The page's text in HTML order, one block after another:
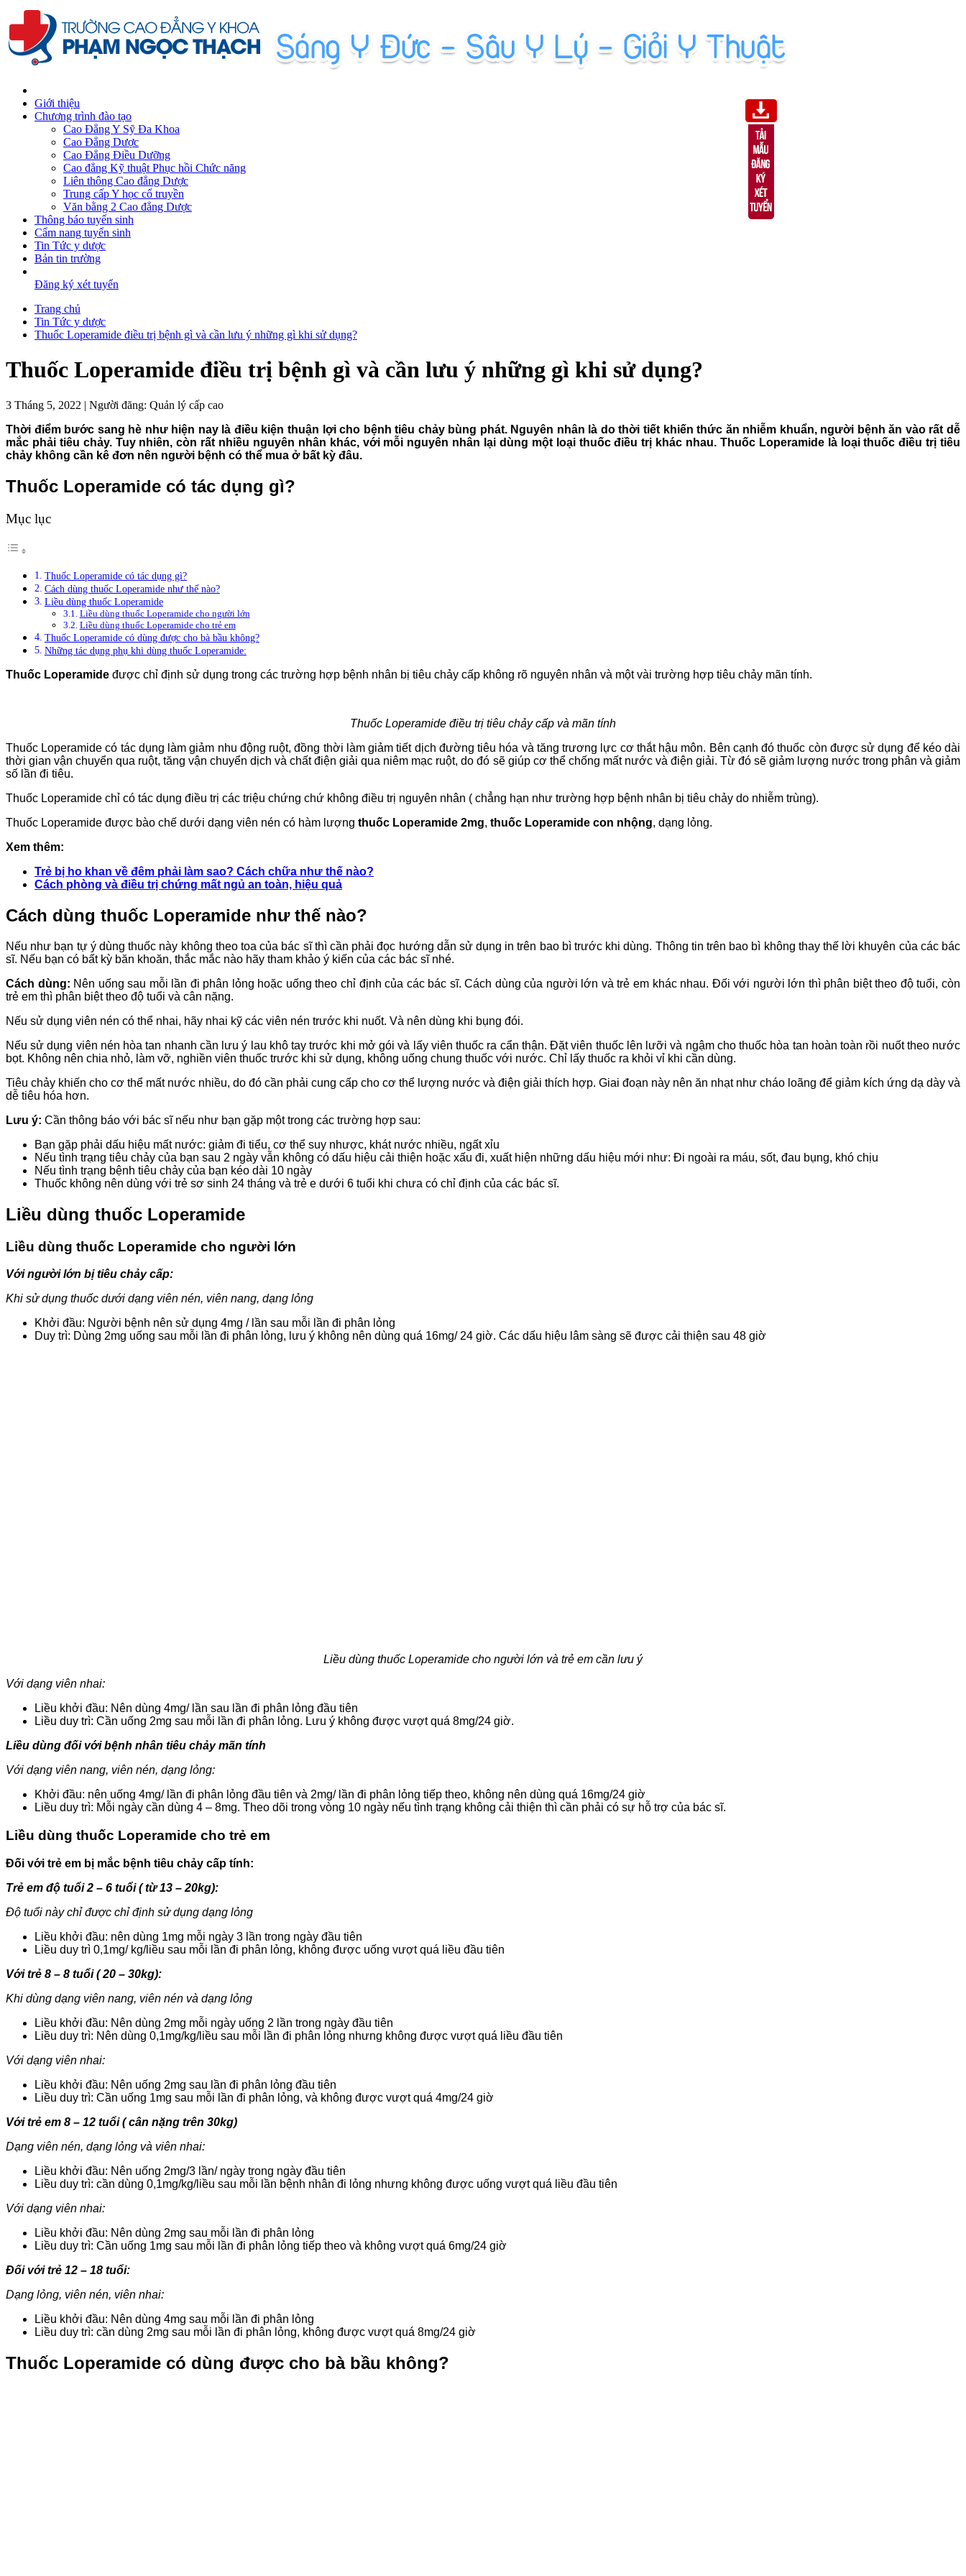
Giới thiệu
Chương trình đào tạo
Cao Đẳng Y Sỹ Đa Khoa
Cao Đẳng Dược
Cao Đẳng Điều Dưỡng
Cao đẳng Kỹ thuật Phục hồi Chức năng
Liên thông Cao đẳng Dược
Trung cấp Y học cổ truyền
Văn bằng 2 Cao đẳng Dược
Thông báo tuyển sinh
Cẩm nang tuyển sinh
Tin Tức y dược
Bản tin trường
Đăng ký xét tuyển
Trang chủ
Tin Tức y dược
Thuốc Loperamide điều trị bệnh gì và cần lưu ý những gì khi sử dụng?
Thuốc Loperamide điều trị bệnh gì và cần lưu ý những gì khi sử dụng?
3 Tháng 5, 2022 | Người đăng: Quản lý cấp cao
Thời điểm bước sang hè như hiện nay là điều kiện thuận lợi cho bệnh tiêu chảy bùng phát. Nguyên nhân là do thời tiết khiến thức ăn nhiễm khuẩn, người bệnh ăn vào rất dễ
mắc phải tiêu chảy. Tuy nhiên, còn rất nhiều nguyên nhân khác, với mỗi nguyên nhân lại dùng một loại thuốc điều trị khác nhau. Thuốc Loperamide là loại thuốc điều trị tiêu
chảy không cần kê đơn nên người bệnh có thể mua ở bất kỳ đâu.
Thuốc Loperamide có tác dụng gì?
Mục lục
Thuốc Loperamide có tác dụng gì?
Cách dùng thuốc Loperamide như thế nào?
Liều dùng thuốc Loperamide
Liều dùng thuốc Loperamide cho người lớn
Liều dùng thuốc Loperamide cho trẻ em
Thuốc Loperamide có dùng được cho bà bầu không?
Những tác dụng phụ khi dùng thuốc Loperamide:
Thuốc Loperamide được chỉ định sử dụng trong các trường hợp bệnh nhân bị tiêu chảy cấp không rõ nguyên nhân và một vài trường hợp tiêu chảy mãn tính.
Thuốc Loperamide điều trị tiêu chảy cấp và mãn tính
Thuốc Loperamide có tác dụng làm giảm nhu động ruột, đồng thời làm giảm tiết dịch đường tiêu hóa và tăng trương lực cơ thắt hậu môn. Bên cạnh đó thuốc còn được sử dụng để kéo dài
thời gian vận chuyển qua ruột, tăng vận chuyển dịch và chất điện giải qua niêm mạc ruột, do đó sẽ giúp cơ thể chống mất nước và điện giải. Từ đó sẽ giảm lượng nước trong phân và giảm
số lần đi tiêu.
Thuốc Loperamide chỉ có tác dụng điều trị các triệu chứng chứ không điều trị nguyên nhân ( chẳng hạn như trường hợp bệnh nhân bị tiêu chảy do nhiễm trùng).
Thuốc Loperamide được bào chế dưới dạng viên nén có hàm lượng thuốc Loperamide 2mg, thuốc Loperamide con nhộng, dạng lỏng.
Xem thêm:
Trẻ bị ho khan về đêm phải làm sao? Cách chữa như thế nào?
Cách phòng và điều trị chứng mất ngủ an toàn, hiệu quả
Cách dùng thuốc Loperamide như thế nào?
Nếu như bạn tự ý dùng thuốc này không theo toa của bác sĩ thì cần phải đọc hướng dẫn sử dụng in trên bao bì trước khi dùng. Thông tin trên bao bì không thay thế lời khuyên của các bác
sĩ. Nếu bạn có bất kỳ băn khoăn, thắc mắc nào hãy tham khảo ý kiến của các bác sĩ nhé.
Cách dùng: Nên uống sau mỗi lần đi phân lỏng hoặc uống theo chỉ định của các bác sĩ. Cách dùng của người lớn và trẻ em khác nhau. Đối với người lớn thì phân biệt theo độ tuổi, còn
trẻ em thì phân biệt theo độ tuổi và cân nặng.
Nếu sử dụng viên nén có thể nhai, hãy nhai kỹ các viên nén trước khi nuốt. Và nên dùng khi bụng đói.
Nếu sử dụng viên nén hòa tan nhanh cần lưu ý lau khô tay trước khi mở gói và lấy viên thuốc ra cẩn thận. Đặt viên thuốc lên lưỡi và ngậm cho thuốc hòa tan hoàn toàn rồi nuốt theo nước
bọt. Không nên chia nhỏ, làm vỡ, nghiền viên thuốc trước khi sử dụng, không uống chung thuốc với nước. Chỉ lấy thuốc ra khỏi vỉ khi cần dùng.
Tiêu chảy khiến cho cơ thể mất nước nhiều, do đó cần phải cung cấp cho cơ thể lượng nước và điện giải thích hợp. Giai đoạn này nên ăn nhạt như cháo loãng để giảm kích ứng dạ dày và
dễ tiêu hóa hơn.
Lưu ý: Cần thông báo với bác sĩ nếu như bạn gặp một trong các trường hợp sau:
Bạn gặp phải dấu hiệu mất nước: giảm đi tiểu, cơ thể suy nhược, khát nước nhiều, ngất xỉu
Nếu tình trạng tiêu chảy của bạn sau 2 ngày vẫn không có dấu hiệu cải thiện hoặc xấu đi, xuất hiện những dấu hiệu mới như: Đi ngoài ra máu, sốt, đau bụng, khó chịu
Nếu tình trạng bệnh tiêu chảy của bạn kéo dài 10 ngày
Thuốc không nên dùng với trẻ sơ sinh 24 tháng và trẻ e dưới 6 tuổi khi chưa có chỉ định của các bác sĩ.
Liều dùng thuốc Loperamide
Liều dùng thuốc Loperamide cho người lớn
Với người lớn bị tiêu chảy cấp:
Khi sử dụng thuốc dưới dạng viên nén, viên nang, dạng lỏng
Khởi đầu: Người bệnh nên sử dụng 4mg / lần sau mỗi lần đi phân lỏng
Duy trì: Dùng 2mg uống sau mỗi lần đi phân lỏng, lưu ý không nên dùng quá 16mg/ 24 giờ. Các dấu hiệu lâm sàng sẽ được cải thiện sau 48 giờ
Liều dùng thuốc Loperamide cho người lớn và trẻ em cần lưu ý
Với dạng viên nhai:
Liều khởi đầu: Nên dùng 4mg/ lần sau lần đi phân lỏng đầu tiên
Liều duy trì: Cần uống 2mg sau mỗi lần đi phân lỏng. Lưu ý không được vượt quá 8mg/24 giờ.
Liều dùng đối với bệnh nhân tiêu chảy mãn tính
Với dạng viên nang, viên nén, dạng lỏng:
Khởi đầu: nên uống 4mg/ lần đi phân lỏng đầu tiên và 2mg/ lần đi phân lỏng tiếp theo, không nên dùng quá 16mg/24 giờ
Liều duy trì: Mỗi ngày cần dùng 4 – 8mg. Theo dõi trong vòng 10 ngày nếu tình trạng không cải thiện thì cần phải có sự hỗ trợ của bác sĩ.
Liều dùng thuốc Loperamide cho trẻ em
Đối với trẻ em bị mắc bệnh tiêu chảy cấp tính:
Trẻ em độ tuổi 2 – 6 tuổi ( từ 13 – 20kg):
Độ tuổi này chỉ được chỉ định sử dụng dạng lỏng
Liều khởi đầu: nên dùng 1mg mỗi ngày 3 lần trong ngày đầu tiên
Liều duy trì 0,1mg/ kg/liều sau mỗi lần đi phân lỏng, không được uống vượt quá liều đầu tiên
Với trẻ 8 – 8 tuổi ( 20 – 30kg):
Khi dùng dạng viên nang, viên nén và dạng lỏng
Liều khởi đầu: Nên dùng 2mg mỗi ngày uống 2 lần trong ngày đầu tiên
Liều duy trì: Nên dùng 0,1mg/kg/liều sau mỗi lần đi phân lỏng nhưng không được vượt quá liều đầu tiên
Với dạng viên nhai:
Liều khởi đầu: Nên uống 2mg sau lần đi phân lỏng đầu tiên
Liều duy trì: Cần uống 1mg sau mỗi lần đi phân lỏng, và không được vượt quá 4mg/24 giờ
Với trẻ em 8 – 12 tuổi ( cân nặng trên 30kg)
Dạng viên nén, dạng lỏng và viên nhai:
Liều khởi đầu: Nên uống 2mg/3 lần/ ngày trong ngày đầu tiên
Liều duy trì: cần dùng 0,1mg/kg/liều sau mỗi lần bệnh nhân đi lỏng nhưng không được uống vượt quá liều đầu tiên
Với dạng viên nhai:
Liều khởi đầu: Nên dùng 2mg sau mỗi lần đi phân lỏng
Liều duy trì: Cần uống 1mg sau mỗi lần đi phân lỏng tiếp theo và không vượt quá 6mg/24 giờ
Đối với trẻ 12 – 18 tuổi:
Dạng lỏng, viên nén, viên nhai:
Liều khởi đầu: Nên dùng 4mg sau mỗi lần đi phân lỏng
Liều duy trì: cần dùng 2mg sau mỗi lần đi phân lỏng, không được vượt quá 8mg/24 giờ
Thuốc Loperamide có dùng được cho bà bầu không?